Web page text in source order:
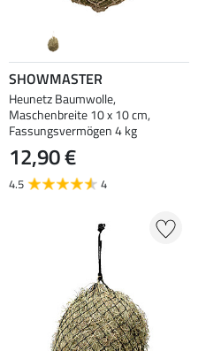
SHOWMASTER
Heunetz Baumwolle,
Maschenbreite 10 x 10 cm,
Fassungsvermögen 4 kg
12,90 €
4.5 4